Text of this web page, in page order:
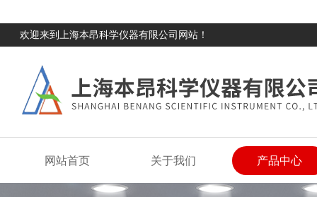
欢迎来到上海本昂科学仪器有限公司网站！
网站首页 关于我们 产品中心